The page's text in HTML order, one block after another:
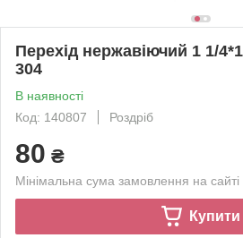
Перехід нержавіючий 1 1/
304
В наявності
Код: 140807
Роздріб
80 ₴
Мінімальна сума замовлення на
Купити